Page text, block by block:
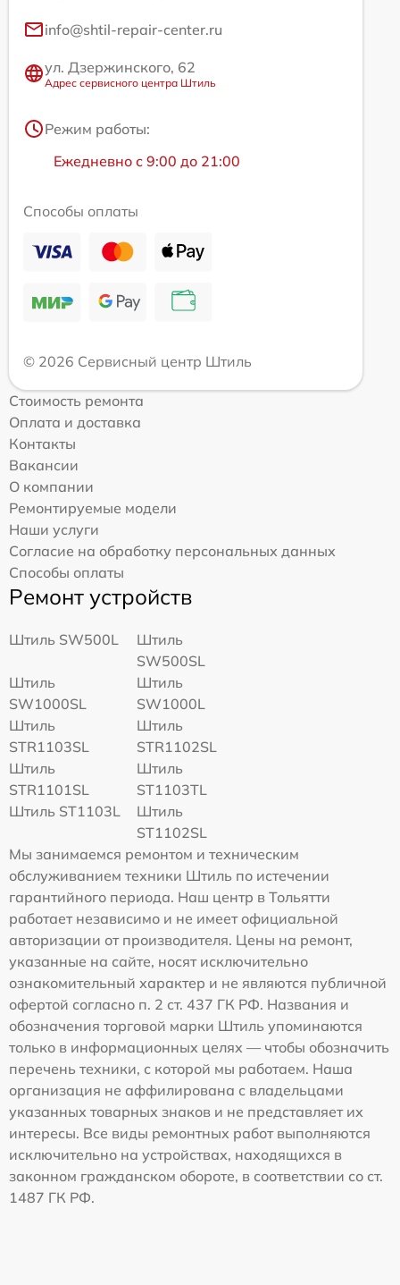
info@shtil-repair-center.ru
ул. Дзержинского, 62
Адрес сервисного центра Штиль
Режим работы:
Ежедневно с 9:00 до 21:00
Способы оплаты
© 2026 Сервисный центр Штиль
Стоимость ремонта
Оплата и доставка
Контакты
Вакансии
О компании
Ремонтируемые модели
Наши услуги
Согласие на обработку персональных данных
Способы оплаты
Ремонт устройств
Штиль SW500L
Штиль
SW500SL
Штиль
SW1000SL
Штиль
SW1000L
Штиль
STR1103SL
Штиль
STR1102SL
Штиль
STR1101SL
Штиль
ST1103TL
Штиль ST1103L
Штиль
ST1102SL
Мы занимаемся ремонтом и техническим
обслуживанием техники Штиль по истечении
гарантийного периода. Наш центр в Тольятти
работает независимо и не имеет официальной
авторизации от производителя. Цены на ремонт,
указанные на сайте, носят исключительно
ознакомительный характер и не являются публичной
офертой согласно п. 2 ст. 437 ГК РФ. Названия и
обозначения торговой марки Штиль упоминаются
только в информационных целях — чтобы обозначить
перечень техники, с которой мы работаем. Наша
организация не аффилирована с владельцами
указанных товарных знаков и не представляет их
интересы. Все виды ремонтных работ выполняются
исключительно на устройствах, находящихся в
законном гражданском обороте, в соответствии со ст.
1487 ГК РФ.